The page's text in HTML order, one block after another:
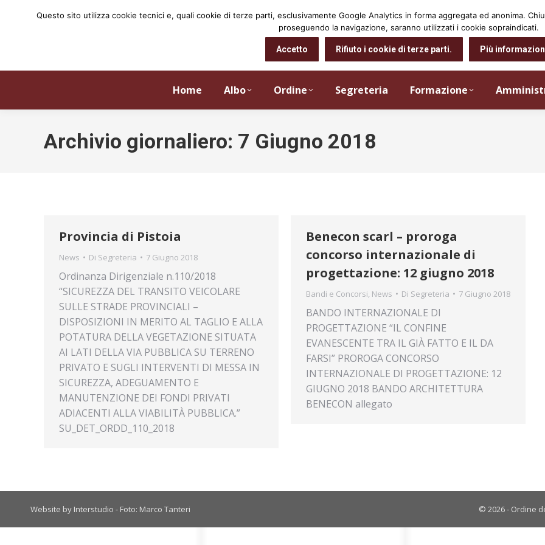
Home Albo Ordine Segreteria Formazione
Archivio giornaliero: 7 Giugno 2018
Provincia di Pistoia
News Di Segreteria 7 Giugno 2018
Ordinanza Dirigenziale n.110/2018
“SICUREZZA DEL TRANSITO VEICOLARE
SULLE STRADE PROVINCIALI –
DISPOSIZIONI IN MERITO AL TAGLIO E ALLA
POTATURA DELLA VEGETAZIONE SITUATA
AI LATI DELLA VIA PUBBLICA SU TERRENO
PRIVATO E SUGLI INTERVENTI DI MESSA IN
SICUREZZA, ADEGUAMENTO E
MANUTENZIONE DEI FONDI PRIVATI
ADIACENTI ALLA VIABILITÀ PUBBLICA.”
SU_DET_ORDD_110_2018
Benecon scarl – proroga
concorso internazionale di
progettazione: 12 giugno 2018
Bandi e Concorsi, News Di Segreteria 7 Giugno 2018
BANDO INTERNAZIONALE DI
PROGETTAZIONE “IL CONFINE
EVANESCENTE TRA IL GIÀ FATTO E IL DA
FARSI” PROROGA CONCORSO
INTERNAZIONALE DI PROGETTAZIONE: 12
GIUGNO 2018 BANDO ARCHITETTURA
BENECON allegato
Website by Interstudio - Foto: Marco Tanteri © 2026 - Ordine
Questo sito utilizza cookie tecnici e, quali cookie di terze parti, esclusivamente Google Analytics in forma aggregata ed anonima.
proseguendo la navigazione, saranno utilizzati i cookie sopraindicati.
Accetto Rifiuto i cookie di terze parti. Più